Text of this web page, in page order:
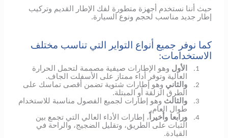
حيث أننا نستخدم أجهزة متطورة لفك الإطار القديم وتركيب
إطار جديد مناسب لحجم ونوع السيارة.
كما نوفر جميع أنواع التواير التي تناسب مختلف
الاستخدامات:
1. الأول وهو الإطارات صيفية مصممة لتحمل الحرارة
العالية وتوفر أداء ممتاز على الأسفلت الجاف.
2. والثاني وهو إطارات شتوية تضمن أقصى تماسك على
الطرق الزلقة أو المبتلة.
3. والثالث وهو إطارات لجميع الفصول مناسبة للاستخدام
طوال العام.
4. ورابعا وأخيراً ، إطارات الأداء العالي التي تجمع بين
الثبات على الطريق، وتقليل الضجيج، والراحة في
القيادة.